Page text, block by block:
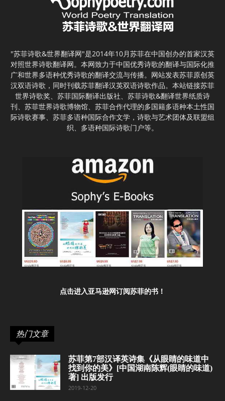
"苏菲诗歌&世界翻译网"是2014年10月苏菲在中国创办的首家汉英
对照世界诗歌翻译网。本网致力于中国优秀诗歌的翻译与国际化推
广和世界多语种优秀诗歌的翻译交流与传播。网站发表苏菲原创英
汉双语诗歌，同时刊载苏菲翻译汉英双语诗歌作品。本站链接苏菲
世界诗歌奖、苏菲国际翻译出版社、苏菲诗歌&翻译世界纸质诗
刊、苏菲世界诗歌博物馆、苏菲合作代理的多国籍多语种本土性国
际诗歌赛事、苏菲多语种国际合作文学，诗歌与艺术团体及联盟组
织、多语种国际诗歌门户等。
点击进入亚马逊网订阅苏菲的书！
热门文章
苏菲第7部汉译英诗集《从眼睛的味道中
找到你的美》[中国湖南陈辉(眼睛的味道)
著] 出版发行
2019-12-20